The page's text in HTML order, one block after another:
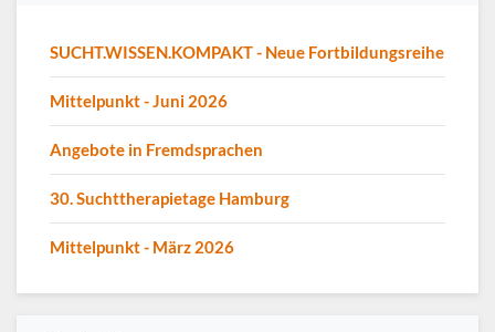
SUCHT.WISSEN.KOMPAKT - Neue Fortbildungsreihe
Mittelpunkt - Juni 2026
Angebote in Fremdsprachen
30. Suchttherapietage Hamburg
Mittelpunkt - März 2026